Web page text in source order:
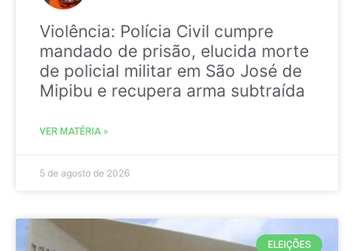
Violência: Polícia Civil cumpre
mandado de prisão, elucida morte
de policial militar em São José de
Mipibu e recupera arma subtraída
VER MATÉRIA »
5 de agosto de 2026
ELEIÇÕES